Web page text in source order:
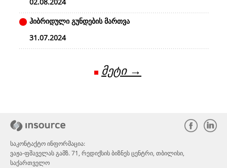
02.08.2024
ჰიბრიდული გუნდების მართვა
31.07.2024
მეტი →
საკონტაქტო ინფორმაცია:
ვაჟა-ფშაველას გამზ. 71, რედიქსის ბიზნეს ცენტრი, თბილისი,
საქართველო